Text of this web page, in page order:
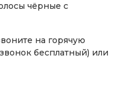
чёрные с
на горячую
бесплатный) или